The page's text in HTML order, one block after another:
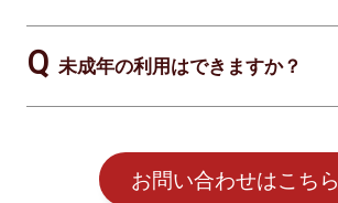
未成年の利用はできますか？
お問い合わせはこちら